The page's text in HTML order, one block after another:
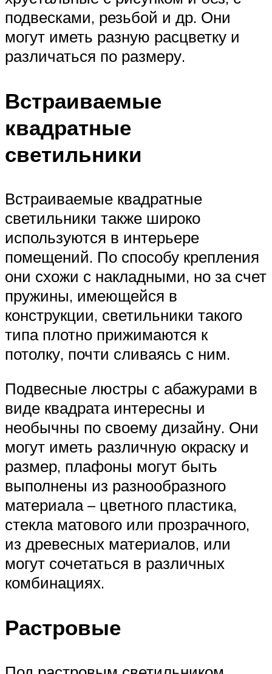
подвесками, резьбой и др. Они
могут иметь разную расцветку и
различаться по размеру.
Встраиваемые
квадратные
светильники
Встраиваемые квадратные
светильники также широко
используются в интерьере
помещений. По способу крепления
они схожи с накладными, но за счет
пружины, имеющейся в
конструкции, светильники такого
типа плотно прижимаются к
потолку, почти сливаясь с ним.
Подвесные люстры с абажурами в
виде квадрата интересны и
необычны по своему дизайну. Они
могут иметь различную окраску и
размер, плафоны могут быть
выполнены из разнообразного
материала – цветного пластика,
стекла матового или прозрачного,
из древесных материалов, или
могут сочетаться в различных
комбинациях.
Растровые